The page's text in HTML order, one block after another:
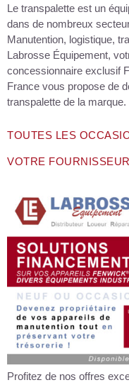
Le transpalette est un
dans de nombreux
Manutention, logistique,
Labrosse Équipement,
concessionnaire exclusif
France vous propose de
transpalette de la
TOUTES LES
VOTRE
Profitez de nos offres